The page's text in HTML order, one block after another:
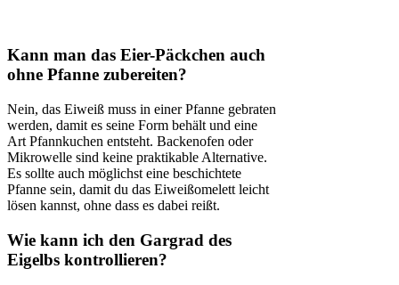
Kann man das Eier-Päckchen auch
ohne Pfanne zubereiten?
Nein, das Eiweiß muss in einer Pfanne gebraten
werden, damit es seine Form behält und eine
Art Pfannkuchen entsteht. Backenofen oder
Mikrowelle sind keine praktikable Alternative.
Es sollte auch möglichst eine beschichtete
Pfanne sein, damit du das Eiweißomelett leicht
lösen kannst, ohne dass es dabei reißt.
Wie kann ich den Gargrad des
Eigelbs kontrollieren?